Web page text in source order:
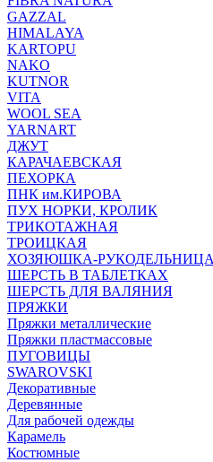
GAZZAL
HIMALAYA
KARTOPU
NAKO
KUTNOR
VITA
WOOL SEA
YARNART
ДЖУТ
КАРАЧАЕВСКАЯ
ПЕХОРКА
ПНК им.КИРОВА
ПУХ НОРКИ, КРОЛИК
ТРИКОТАЖНАЯ
ТРОИЦКАЯ
ХОЗЯЮШКА-РУКОДЕЛЬНИЦА
ШЕРСТЬ В ТАБЛЕТКАХ
ШЕРСТЬ ДЛЯ ВАЛЯНИЯ
ПРЯЖКИ
Пряжки металлические
Пряжки пластмассовые
ПУГОВИЦЫ
SWAROVSKI
Декоративные
Деревянные
Для рабочей одежды
Карамель
Костюмные